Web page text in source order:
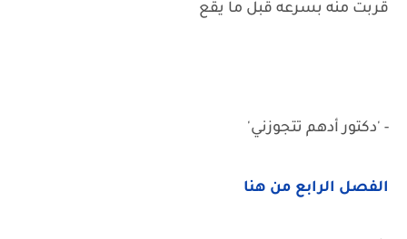
قربت منه بسرعه قبل ما يقع
- 'دكتور أدهم تتجوزني'
الفصل الرابع من هنا